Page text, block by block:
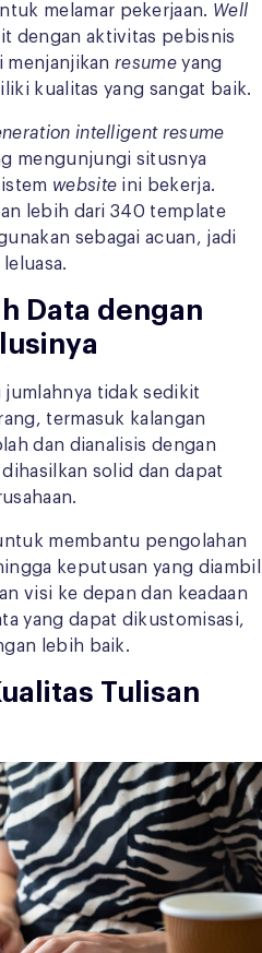
melamar pekerjaan. Well
dengan aktivitas pebisnis
menjanjikanresume yang
kualitas yang sangat baik.
intelligent resume
mengunjungi situsnya
website ini bekerja.
lebih dari 340 template
sebagai acuan, jadi
Data dengan
jumlahnya tidak sedikit
termasuk kalangan
dan dianalisis dengan
solid dan dapat
membantu pengolahan
keputusan yang diambil
visi ke depan dan keadaan
yang dapat dikustomisasi,
lebih baik.
Tulisan